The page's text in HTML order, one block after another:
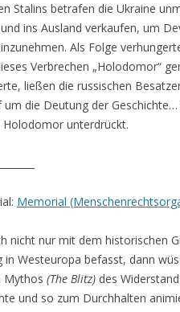
Stalins betrafen die Ukraine
ins Ausland verkaufen, um
Als Folge
Verbrechen „Holodomor“
ließen die russischen
die Deutung der
Holodomor unterdrückt.
Memorial
nicht nur mit dem historischen
in Westeuropa befasst, dann
Mythos (The Blitz) des
und so zum Durchhalten